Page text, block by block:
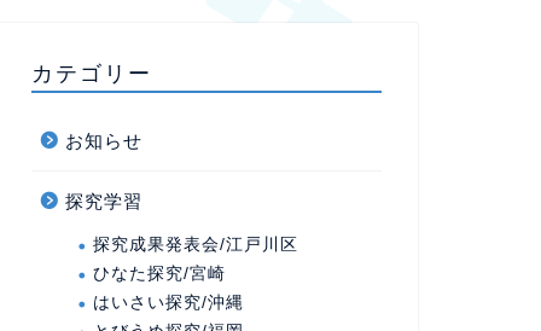
カテゴリー
お知らせ
探究学習
探究成果発表会/江戸川区
ひなた探究/宮崎
はいさい探究/沖縄